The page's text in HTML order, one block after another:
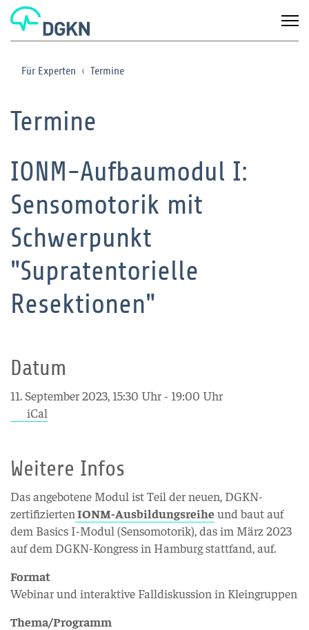
Für Experten Termine
Termine
IONM-Aufbaumodul I:
Sensomotorik mit
Schwerpunkt
"Supratentorielle
Resektionen"
Datum
11. September 2023, 15:30 Uhr - 19:00 Uhr
iCal
Weitere Infos
Das angebotene Modul ist Teil der neuen, DGKN-
zertifiziertenIONM-Ausbildungsreihe und baut auf
dem Basics I-Modul (Sensomotorik), das im März 2023
auf dem DGKN-Kongress in Hamburg stattfand, auf.
Format
Webinar und interaktive Falldiskussion in Kleingruppen
Thema/Programm